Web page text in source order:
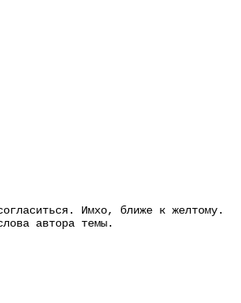
Имхо, ближе к желтому.
автора темы.